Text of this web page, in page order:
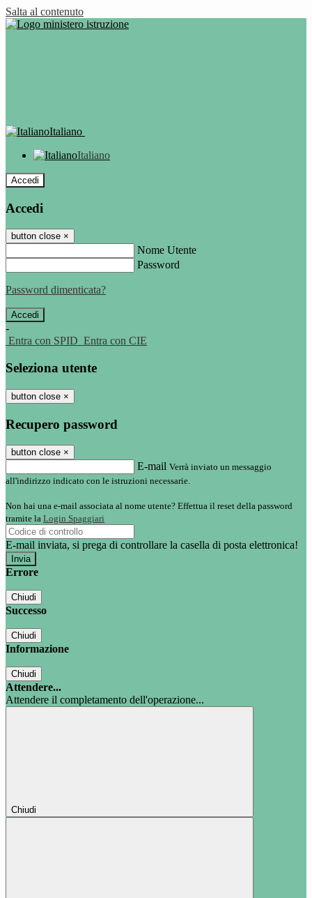
Salta al contenuto
Italiano
Italiano
Accedi
Accedi
button close ×
Nome Utente
Password
Password dimenticata?
-
Entra con SPID Entra con CIE
Seleziona utente
button close ×
Recupero password
button close ×
E-mail Verrà inviato un messaggio
all'indirizzo indicato con le istruzioni necessarie.
Non hai una e-mail associata al nome utente? Effettua il reset della password
tramite la Login Spaggiari
E-mail inviata, si prega di controllare la casella di posta elettronica!
Errore
Chiudi
Successo
Chiudi
Informazione
Chiudi
Attendere...
Attendere il completamento dell'operazione...
Chiudi